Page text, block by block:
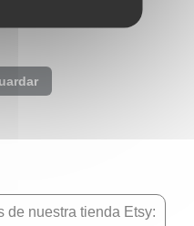
de nuestra tienda Etsy: